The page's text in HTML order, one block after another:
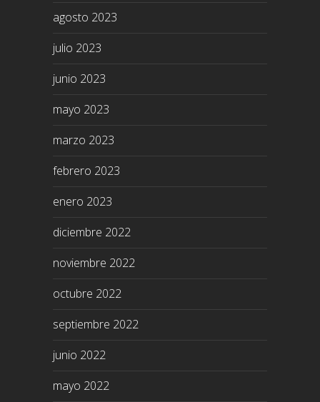
agosto 2023
julio 2023
junio 2023
mayo 2023
marzo 2023
febrero 2023
enero 2023
diciembre 2022
noviembre 2022
octubre 2022
septiembre 2022
junio 2022
mayo 2022